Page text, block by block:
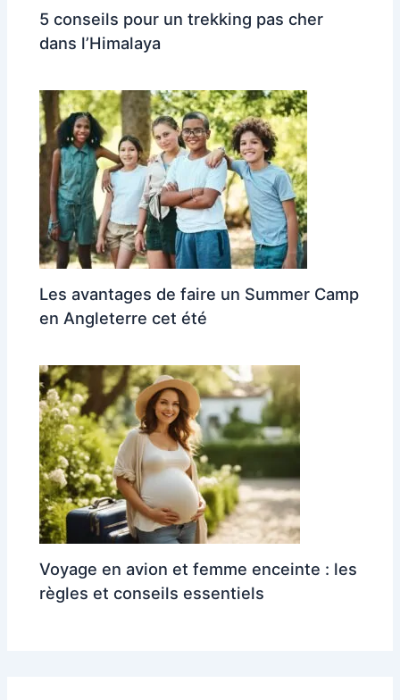
5 conseils pour un trekking pas cher
dans l’Himalaya
Les avantages de faire un Summer Camp
en Angleterre cet été
Voyage en avion et femme enceinte : les
règles et conseils essentiels